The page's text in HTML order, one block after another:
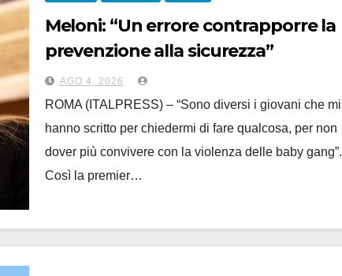
Meloni: “Un errore contrapporre la
prevenzione alla sicurezza”
AGO 4, 2026
ROMA (ITALPRESS) – “Sono diversi i giovani che mi
hanno scritto per chiedermi di fare qualcosa, per non
dover più convivere con la violenza delle baby gang”.
Così la premier…